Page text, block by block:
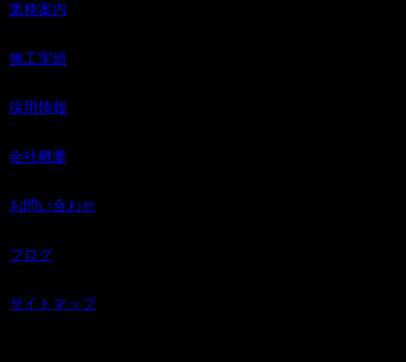
業務案内
施工実績
採用情報
会社概要
お問い合わせ
ブログ
サイトマップ